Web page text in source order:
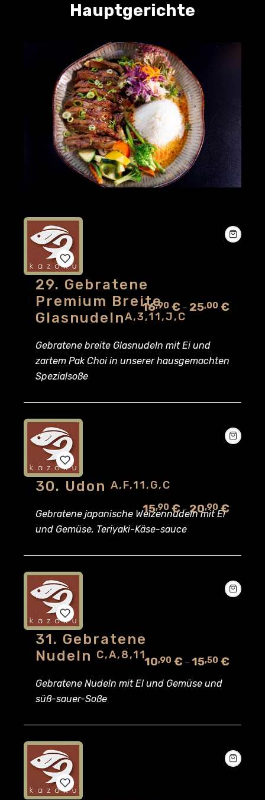
Hauptgerichte
to
29. Gebratene
Premium Breite
GlasnudelnA,3,11,J,C
Gebratene breite Glasnudeln mit Ei und
zartem Pak Choi in unserer hausgemachten
Spezialsoße
16,90 € – 25,00 €
to
wishlist
30. Udon A,F,11,G,C
Gebratene japanische Weizennudeln mit Ei
und Gemüse, Teriyaki-Käse-sauce
15,90 €–20,90 €
Add
wishlist
31. Gebratene
Nudeln C,A,8,11
Gebratene Nudeln mit El und Gemüse und
süß-sauer-Soße
10,90 € – 15,50 €